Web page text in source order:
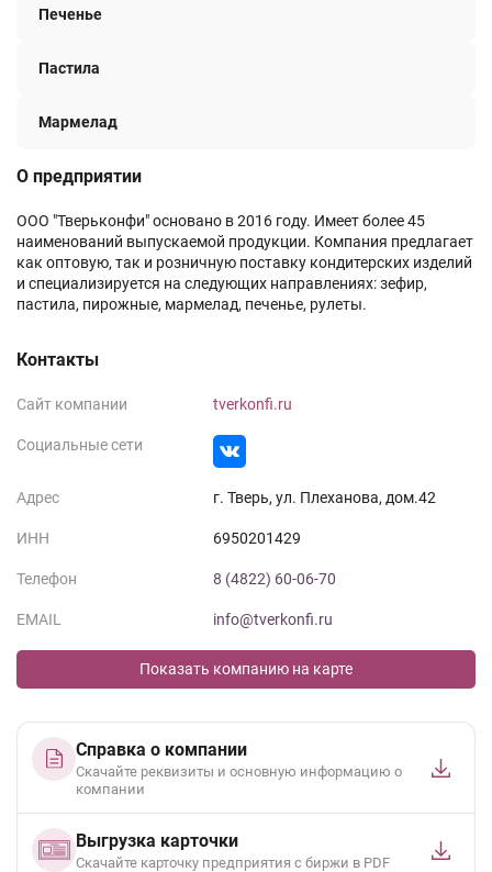
Печенье
Пастила
Мармелад
О предприятии
ООО "Тверьконфи" основано в 2016 году. Имеет более 45
наименований выпускаемой продукции. Компания предлагает
как оптовую, так и розничную поставку кондитерских изделий
и специализируется на следующих направлениях: зефир,
пастила, пирожные, мармелад, печенье, рулеты.
Контакты
Сайт компании tverkonfi.ru
Социальные сети
Адрес г. Тверь, ул. Плеханова, дом.42
ИНН 6950201429
Телефон 8 (4822) 60-06-70
EMAIL info@tverkonfi.ru
Показать компанию на карте
Справка о компании
Скачайте реквизиты и основную информацию о
компании
Выгрузка карточки
Cкачайте карточку предприятия с биржи в PDF